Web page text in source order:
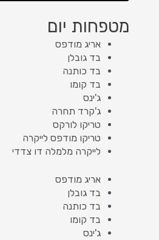
מטפחות יום
אריג מודפס
בד גובלן
בד כותנה
בד קומו
ג'ינס
ג'קרד תחרה
טריקו לורקס
טריקו מודפס לייקרה
לייקרה מלמלה דו צדדי
אריג מודפס
בד גובלן
בד כותנה
בד קומו
ג'ינס